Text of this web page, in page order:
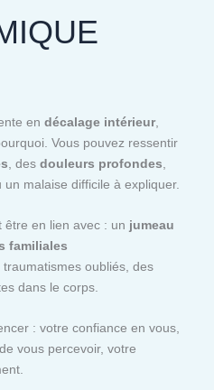
en décalage intérieur,
Vous pouvez ressentir
, des douleurs profondes
un malaise difficile à expliquer.
en lien avec : un jumeau
familiales
traumatismes oubliés, des
dans le corps.
: votre confiance en vous,
vous percevoir, votre